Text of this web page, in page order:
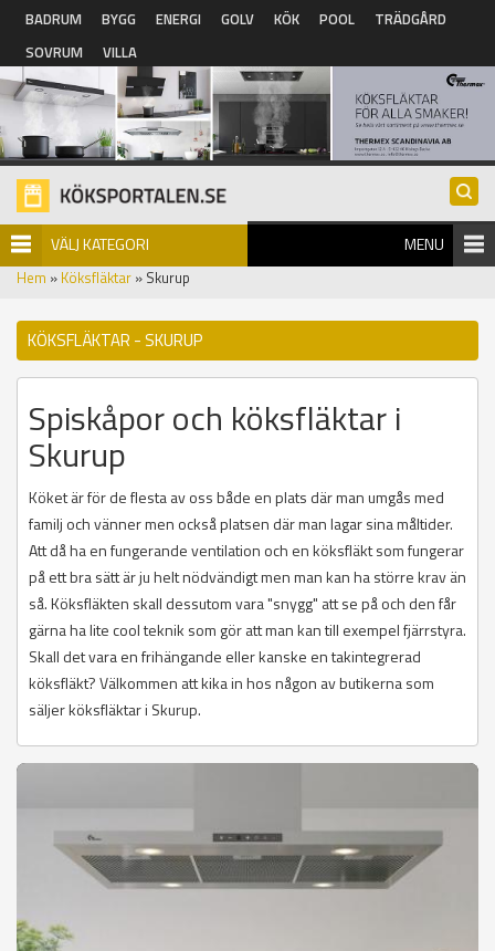
Hoppa till huvudinnehåll
BADRUM BYGG ENERGI GOLV KÖK POOL
TRÄDGÅRD
SOVRUM
VILLA
VÄLJ KATEGORI MENU
Hem » Köksfläktar » Skurup
KÖKSFLÄKTAR - SKURUP
Spiskåpor och köksfläktar i
Skurup
Köket är för de flesta av oss både en plats där man umgås med
familj och vänner men också platsen där man lagar sina måltider.
Att då ha en fungerande ventilation och en köksfläkt som fungerar
på ett bra sätt är ju helt nödvändigt men man kan ha större krav än
så. Köksfläkten skall dessutom vara "snygg" att se på och den får
gärna ha lite cool teknik som gör att man kan till exempel fjärrstyra.
Skall det vara en frihängande eller kanske en takintegrerad
köksfläkt? Välkommen att kika in hos någon av butikerna som
säljer köksfläktar i Skurup.